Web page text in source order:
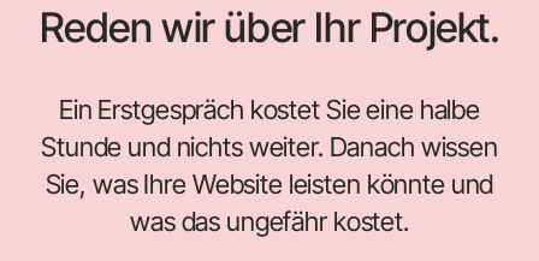
Reden wir über Ihr Projekt.
Ein Erstgespräch kostet Sie eine halbe
Stunde und nichts weiter. Danach wissen
Sie, was Ihre Website leisten könnte und
was das ungefähr kostet.